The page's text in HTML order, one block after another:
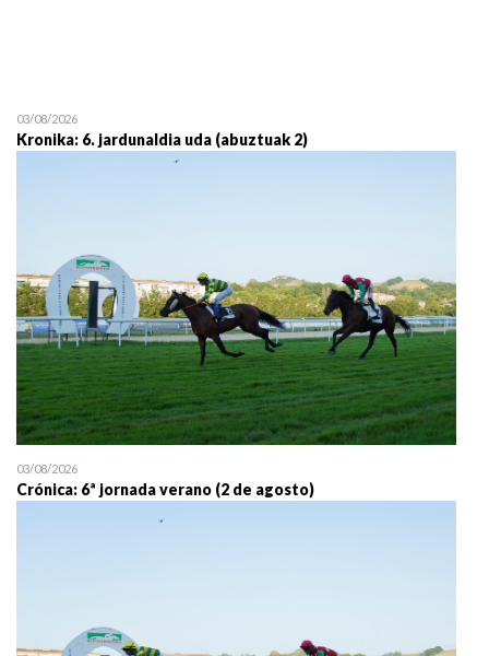
19/07 11:30
03/08/2026
Kronika: 6. jardunaldia uda (abuztuak 2)
03/08/2026
Crónica: 6ª jornada verano (2 de agosto)